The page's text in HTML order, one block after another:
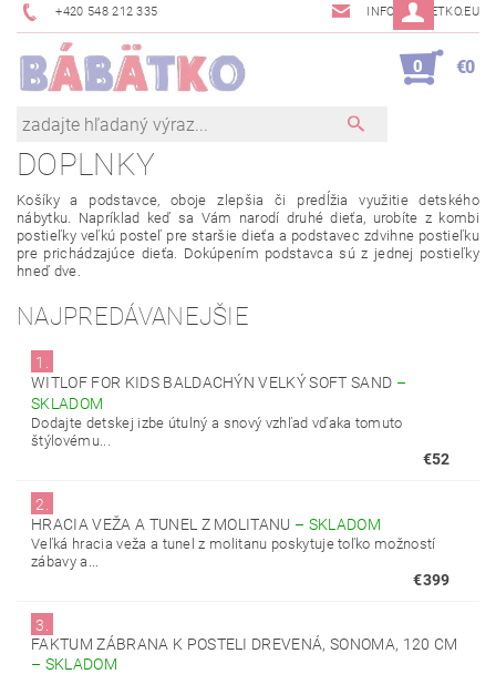
+420 548 212 335 INFO@BABETKO.EU
0 €0
DOPLNKY
Košíky a podstavce,oboje zlepšia či predĺžia využitie
detského
nábytku. Napríklad keď sa Vám narodí druhé dieťa, urobíte z kombi
postieľky veľkú posteľ pre staršie dieťa a podstavec zdvihne postieľku
pre prichádzajúce dieťa. Dokúpením podstavca sú z jednej postieľky
hneď dve.
NAJPREDÁVANEJŠIE
1.
WITLOF FOR KIDS BALDACHÝN VELKÝ SOFT SAND –
SKLADOM
Dodajte detskej izbe útulný a snový vzhľad vďaka tomuto
štýlovému...
€52
2.
HRACIA VEŽA A TUNEL Z MOLITANU – SKLADOM
Veľká hracia veža a tunel z molitanu poskytuje toľko možností
zábavy a...
€399
3.
FAKTUM ZÁBRANA K POSTELI DREVENÁ, SONOMA, 120 CM
– SKLADOM